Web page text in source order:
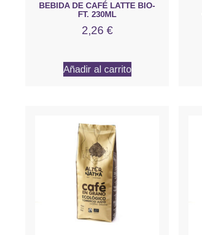
BEBIDA DE CAFÉ LATTE BIO-
FT. 230ML
2,26 €
Añadir al carrito